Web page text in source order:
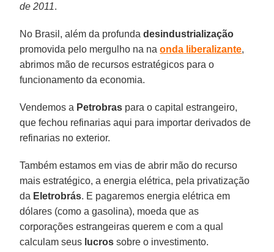
de 2011.
No Brasil, além da profundadesindustrialização
promovida pelo mergulho na naonda liberalizante,
abrimos mão de recursos estratégicos para o
funcionamento da economia.
Vendemos a Petrobras para o capital estrangeiro,
que fechou refinarias aqui para importar derivados de
refinarias no exterior.
Também estamos em vias de abrir mão do recurso
mais estratégico, a energia elétrica, pela privatização
da Eletrobrás. E pagaremos energia elétrica em
dólares (como a gasolina), moeda que as
corporações estrangeiras querem e com a qual
calculam seus lucros sobre o investimento.